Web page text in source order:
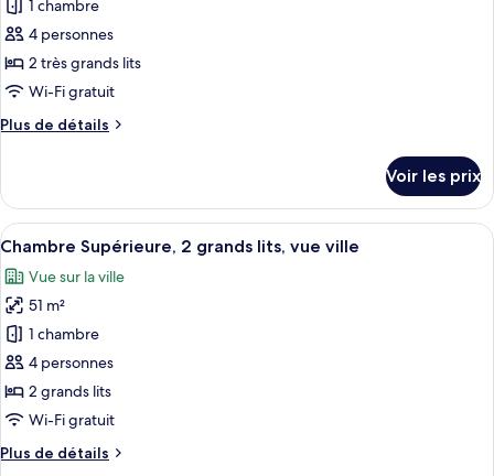
très
grand
lit
(Strip
View)
pour
ce
type
de
chambre :
Suite
chambres
(Strip
View,
2
King
Beds)
1 chambre
4 personnes
2 très grands lits
Wi-Fi gratuit
Plus de détails
Plus
le
type
de
Suite
Luxe,
chambres
(Strip
View,
2
King
Voir les prix
Afficher
toutes
les
photos
pour
ce
type
de
chambre :
Chambre
Une chambre d’hôtel avec deux lits,
5
Chambre Supérieure, 2 grands lits, vue ville
Vue sur la ville
51 m²
1 chambre
4 personnes
2 grands lits
Wi-Fi gratuit
Plus de détails
Plus